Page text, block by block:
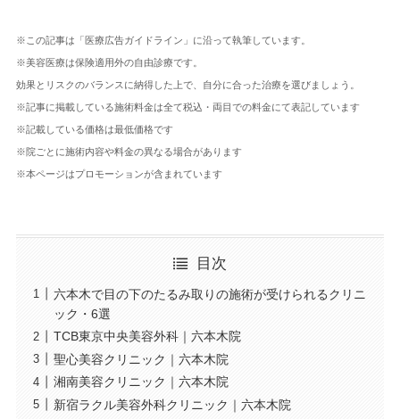
※この記事は「医療広告ガイドライン」に沿って執筆しています。
※美容医療は保険適用外の自由診療です。
効果とリスクのバランスに納得した上で、自分に合った治療を選びましょう。
※記事に掲載している施術料金は全て税込・両目での料金にて表記しています
※記載している価格は最低価格です
※院ごとに施術内容や料金の異なる場合があります
※本ページはプロモーションが含まれています
目次
六本木で目の下のたるみ取りの施術が受けられるクリニ
ック・6選
TCB東京中央美容外科｜六本木院
聖心美容クリニック｜六本木院
湘南美容クリニック｜六本木院
新宿ラクル美容外科クリニック｜六本木院